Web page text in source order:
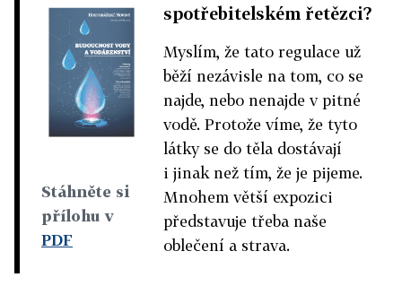
Stáhněte si
přílohu v
PDF
spotřebitelském řetězci?
Myslím, že tato regulace už
běží nezávisle na tom, co se
najde, nebo nenajde v pitné
vodě. Protože víme, že tyto
látky se do těla dostávají
i jinak než tím, že je pijeme.
Mnohem větší expozici
představuje třeba naše
oblečení a strava.